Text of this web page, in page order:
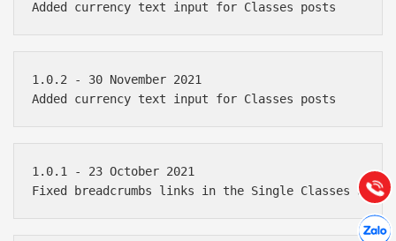
1.0.2 - 30 November 2021
1.0.1 - 23 October 2021
Gọi
0903.976.769
Hướng dẫn & Hỗ trợ:
(028) 22.166.144
Chát
Hợp tác